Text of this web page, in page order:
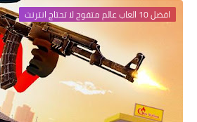
افضل 10 العاب عالم متفوح لا تحتاج انترنت